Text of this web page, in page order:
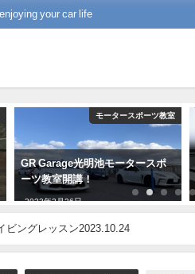
your car life
モータースポーツ教室
GR Garage光明池モータースポ
ーツ教室開講！
2023年2月26日
ビングレッスン2023.10.24